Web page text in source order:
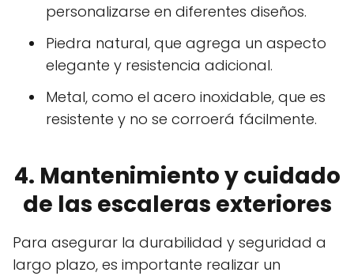
personalizarse en diferentes diseños.
Piedra natural, que agrega un aspecto
elegante y resistencia adicional.
Metal, como el acero inoxidable, que es
resistente y no se corroerá fácilmente.
4. Mantenimiento y cuidado
de las escaleras exteriores
Para asegurar la durabilidad y seguridad a
largo plazo, es importante realizar un